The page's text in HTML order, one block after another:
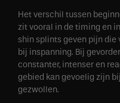
Het verschil tussen
zit vooral in de timing en
shin splints geven pijn
bij inspanning. Bij
constanter, intenser en
gebied kan gevoelig zijn
gezwollen.